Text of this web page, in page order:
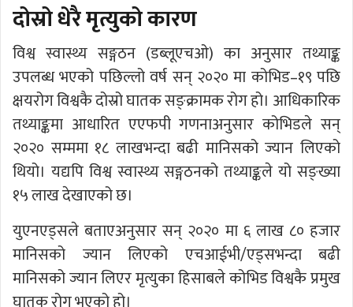
दोस्रो धेरै मृत्युको कारण
विश्व स्वास्थ्य सङ्गठन (डब्लूएचओ) का अनुसार तथ्याङ्क
उपलब्ध भएको पछिल्लो वर्ष सन् २०२० मा कोभिड–१९ पछि
क्षयरोग विश्वकै दोस्रो घातक सङ्क्रामक रोग हो। आधिकारिक
तथ्याङ्कमा आधारित एएफपी गणनाअनुसार कोभिडले सन्
२०२० सम्ममा १८ लाखभन्दा बढी मानिसको ज्यान लिएको
थियो। यद्यपि विश्व स्वास्थ्य सङ्गठनको तथ्याङ्कले यो सङ्ख्या
१५ लाख देखाएको छ।
युएनएड्सले बताएअनुसार सन् २०२० मा ६ लाख ८० हजार
मानिसको ज्यान लिएको एचआईभी/एड्सभन्दा बढी
मानिसको ज्यान लिएर मृत्युका हिसाबले कोभिड विश्वकै प्रमुख